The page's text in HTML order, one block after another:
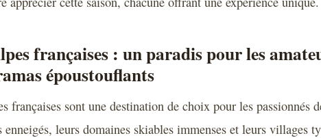
françaises : un paradis pour les
époustouflants
françaises sont une destination de choix pour les passionnés
enneigés, leurs domaines skiables immenses et leurs villages